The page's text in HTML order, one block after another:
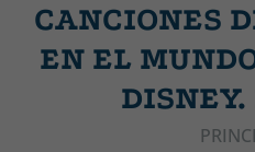
CANCIONES
EN EL